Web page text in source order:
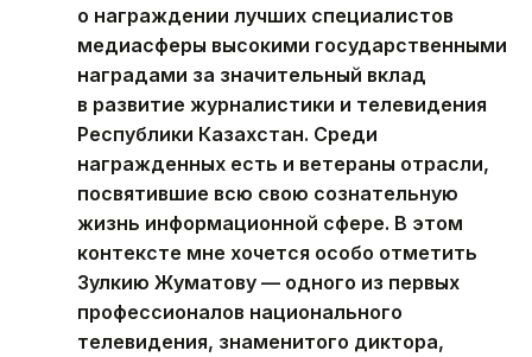
о награждении лучших специалистов
медиасферы высокими государственными
наградами за значительный вклад
в развитие журналистики и телевидения
Республики Казахстан. Среди
награжденных есть и ветераны отрасли,
посвятившие всю свою сознательную
жизнь информационной сфере. В этом
контексте мне хочется особо отметить
Зулкию Жуматову — одного из первых
профессионалов национального
телевидения, знаменитого диктора,